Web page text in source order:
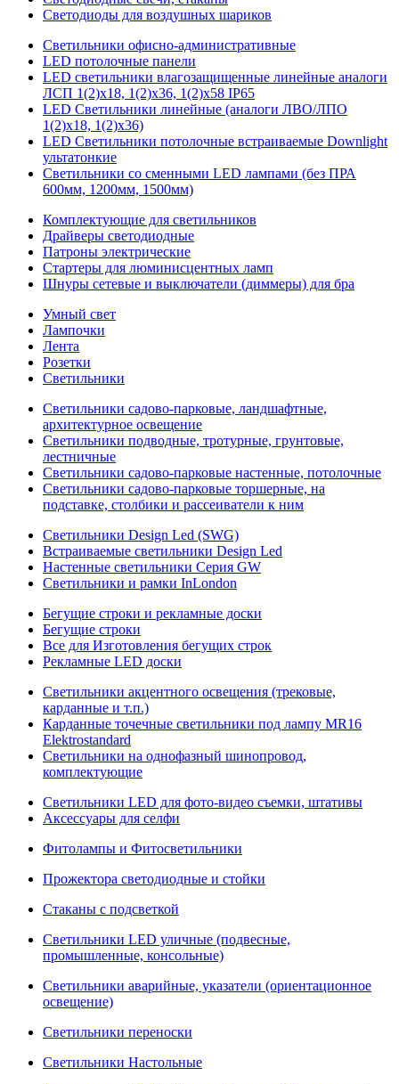
Светодиоды для воздушных шариков
Светильники офисно-административные
LED потолочные панели
LED светильники влагозащищенные линейные аналоги
ЛСП 1(2)х18, 1(2)х36, 1(2)х58 IP65
LED Светильники линейные (аналоги ЛВО/ЛПО
1(2)х18, 1(2)х36)
LED Светильники потолочные встраиваемые Downlight
ультатонкие
Светильники со сменными LED лампами (без ПРА
600мм, 1200мм, 1500мм)
Комплектующие для светильников
Драйверы светодиодные
Патроны электрические
Стартеры для люминисцентных ламп
Шнуры сетевые и выключатели (диммеры) для бра
Умный свет
Лампочки
Лента
Розетки
Светильники
Светильники садово-парковые, ландшафтные,
архитектурное освещение
Светильники подводные, тротурные, грунтовые,
лестничные
Светильники садово-парковые настенные, потолочные
Светильники садово-парковые торшерные, на
подставке, столбики и рассеиватели к ним
Светильники Design Led (SWG)
Встраиваемые светильники Design Led
Настенные светильники Серия GW
Светильники и рамки InLondon
Бегущие строки и рекламные доски
Бегущие строки
Все для Изготовления бегущих строк
Рекламные LED доски
Светильники акцентного освещения (трековые,
карданные и т.п.)
Карданные точечные светильники под лампу MR16
Elektrostandard
Светильники на однофазный шинопровод,
комплектующие
Светильники LED для фото-видео съемки, штативы
Аксессуары для селфи
Фитолампы и Фитосветильники
Прожектора светодиодные и стойки
Стаканы с подсветкой
Светильники LED уличные (подвесные,
промышленные, консольные)
Светильники аварийные, указатели (ориентационное
освещение)
Светильники переноски
Светильники Настольные